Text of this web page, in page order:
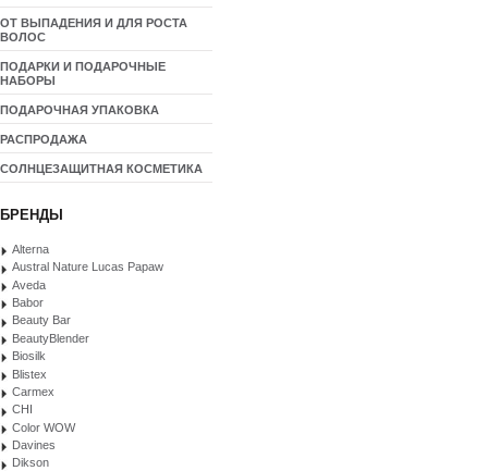
ОТ ВЫПАДЕНИЯ И ДЛЯ РОСТА
ВОЛОС
ПОДАРКИ И ПОДАРОЧНЫЕ
НАБОРЫ
ПОДАРОЧНАЯ УПАКОВКА
РАСПРОДАЖА
СОЛНЦЕЗАЩИТНАЯ КОСМЕТИКА
БРЕНДЫ
Alterna
Austral Nature Lucas Papaw
Aveda
Babor
Beauty Bar
BeautyBlender
Biosilk
Blistex
Carmex
CHI
Color WOW
Davines
Dikson